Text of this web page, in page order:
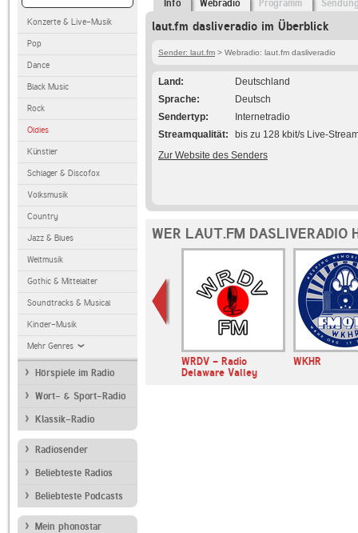
Konzerte & Live-Musik
Pop
Dance
Black Music
Rock
Oldies
Künstler
Schlager & Discofox
Volksmusik
Country
Jazz & Blues
Weltmusik
Gothic & Mittelalter
Soundtracks & Musical
Kinder-Musik
Mehr Genres
Hörspiele im Radio
Wort- & Sport-Radio
Klassik-Radio
Radiosender
Beliebteste Radios
Beliebteste Podcasts
Mein phonostar
Info Webradio Programm
laut.fm dasliveradio im Überblick
Sender: laut.fm > Webradio: laut.fm dasliveradio
Land
Deutschland
Sprache
Deutsch
Sendertyp
Internetradio
Streamqualität
bis zu 128 kbit/s Live-
Zur Website des Senders
WER LAUT.FM DASLIVERADIO
WRDV - Radio
Delaware Valley
WKHR